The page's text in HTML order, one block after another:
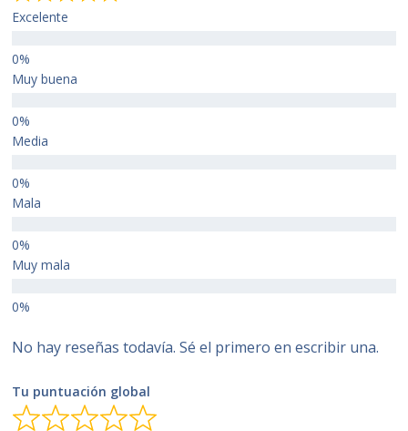
Excelente
Muy buena
Media
Mala
Muy mala
No hay reseñas todavía. Sé el primero en escribir una.
Tu puntuación global